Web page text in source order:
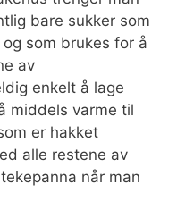
bare sukker som
som brukes for å
av
enkelt å lage
middels varme til
er hakket
alle restene av
når man